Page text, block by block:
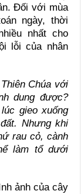
Đối với mùa
ngày, thời
nhất cho
lỗi của nhân
Chúa với
dung được?
gieo xuống
Nhưng khi
rau cỏ, cành
làm tổ dưới
ảnh của cây